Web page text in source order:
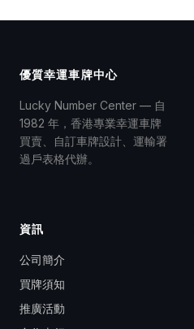
優質幸運車牌中心
Lucky Number Center — 自
1982 年，香港專業幸運車牌
買賣、自訂車牌設計、運輸署
過戶表格代辦。
資訊
公司簡介
買牌須知
推廣活動